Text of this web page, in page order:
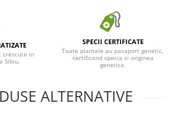
crescute in
Sibiu.
SPECII CERTIFICATE
Toate plantele au pasaport genetic,
certificand specia si originea
genetica.
ALTERNATIVE